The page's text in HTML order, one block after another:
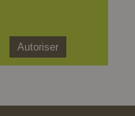
Autoriser